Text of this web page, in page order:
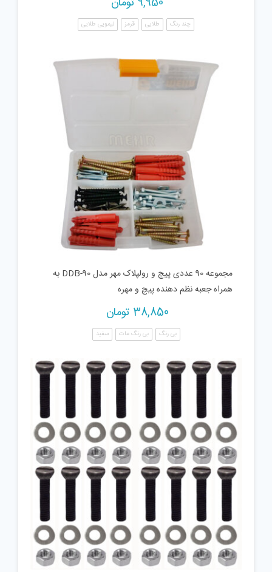
چند رنگ طلایی قرمز لیمویی طلایی
مجموعه 90 عددی پیچ و رولپلاک مهر مدل DDB-90 به
همراه جعبه نظم دهنده پیچ و مهره
38,850 تومان
بی رنگ بی رنگ مات سفید